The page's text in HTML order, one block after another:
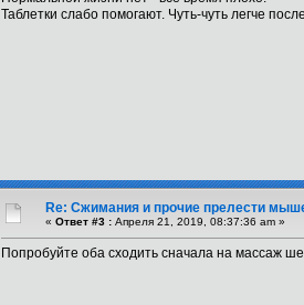
Таблетки слабо помогают. Чуть-чуть легче
Re: Сжимания и прочие прелести
« Ответ #3 : Апреля 21, 2019, 08:37:36 am »
Попробуйте оба сходить сначала на массаж